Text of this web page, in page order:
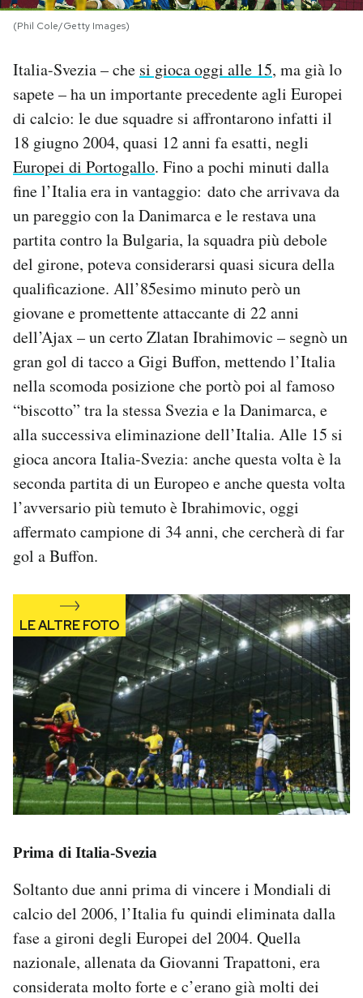
I MIEI PREFERITI
SHOP
CALENDARIO
AREA PERSONALE
Area Personale
Newsletter
Notifiche mobile
Regala il Post
Hai bisogno di aiuto?
Esci
(Phil Cole/Getty Images)
Italia-Svezia – che si gioca oggi alle 15, ma già lo
sapete – ha un importante precedente agli Europei
di calcio: le due squadre si affrontarono infatti il
18 giugno 2004, quasi 12 anni fa esatti, negli
Europei di Portogallo. Fino a pochi minuti dalla
fine l’Italia era in vantaggio: dato che arrivava da
un pareggio con la Danimarca e le restava una
partita contro la Bulgaria, la squadra più debole
del girone, poteva considerarsi quasi sicura della
qualificazione. All’85esimo minuto però un
giovane e promettente attaccante di 22 anni
dell’Ajax – un certo Zlatan Ibrahimovic – segnò un
gran gol di tacco a Gigi Buffon, mettendo l’Italia
nella scomoda posizione che portò poi al famoso
“biscotto” tra la stessa Svezia e la Danimarca, e
alla successiva eliminazione dell’Italia. Alle 15 si
gioca ancora Italia-Svezia: anche questa volta è la
seconda partita di un Europeo e anche questa volta
l’avversario più temuto è Ibrahimovic, oggi
affermato campione di 34 anni, che cercherà di far
gol a Buffon.
Prima di Italia-Svezia
Soltanto due anni prima di vincere i Mondiali di
calcio del 2006, l’Italia fu quindi eliminata dalla
fase a gironi degli Europei del 2004. Quella
nazionale, allenata da Giovanni Trapattoni, era
considerata molto forte e c’erano già molti dei